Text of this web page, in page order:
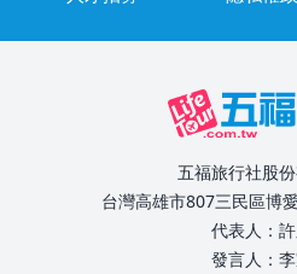
五福旅行社股
台灣高雄市807三民區博
代表人：
發言人：